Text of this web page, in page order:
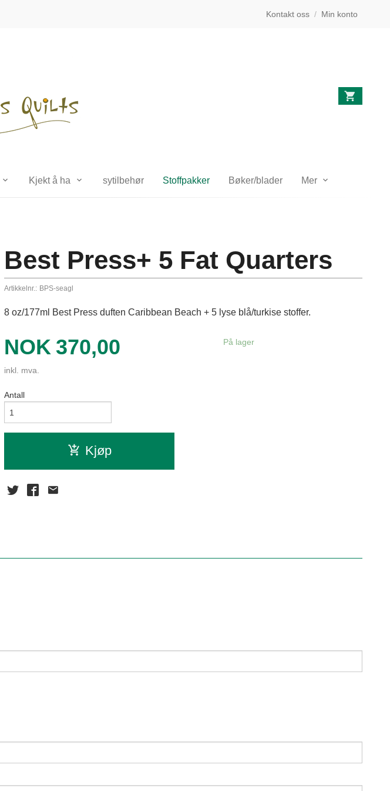
Kontakt oss / Min konto
Kjekt å ha sytilbehør Stoffpakker Bøker/blader Mer
Best Press+ 5 Fat Quarters
Artikkelnr.: BPS-seagl
8 oz/177ml Best Press duften Caribbean Beach + 5 lyse blå/turkise stoffer.
Pris
NOK 370,00
inkl. mva.
På lager
Antall
Kjøp